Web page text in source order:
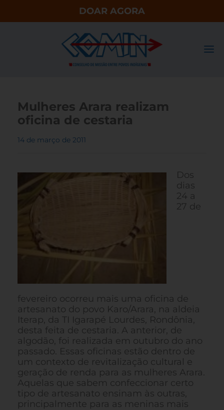
DOAR AGORA
Mulheres Arara realizam
oficina de cestaria
14 de março de 2011
Dos
dias
24 a
27 de
fevereiro ocorreu mais uma oficina de
artesanato do povo Karo/Arara, na aldeia
Iterap, da TI Igarapé Lourdes, Rondônia,
desta feita de cestaria. A anterior, de
algodão, foi realizada em outubro do ano
passado. Essas oficinas estão dentro de
um contexto de revitalização cultural e
geração de renda para as mulheres Arara.
Aquelas que sabem confeccionar certo
tipo de artesanato ensinam às outras,
principalmente para as meninas mais